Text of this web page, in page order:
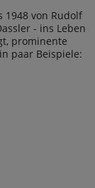
1948 von Rudolf
- ins Leben
prominente
paar Beispiele: